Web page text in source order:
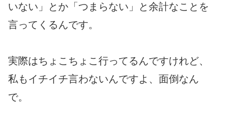
いない」とか「つまらない」と余計なことを
言ってくるんです。
実際はちょこちょこ行ってるんですけれど、
私もイチイチ言わないんですよ、面倒なん
で。